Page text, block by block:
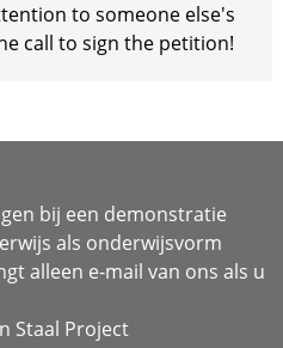
to someone else's
call to sign the petition!
bij een demonstratie
als onderwijsvorm
alleen e-mail van ons als u
Staal Project